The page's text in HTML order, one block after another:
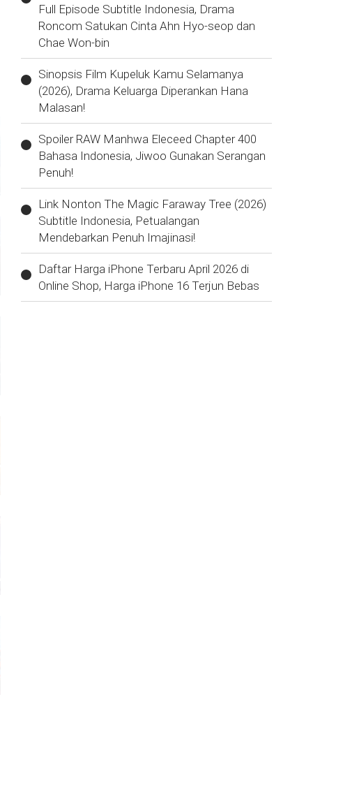
Full Episode Subtitle Indonesia, Drama
Roncom Satukan Cinta Ahn Hyo-seop dan
Chae Won-bin
Sinopsis Film Kupeluk Kamu Selamanya
(2026), Drama Keluarga Diperankan Hana
Malasan!
Spoiler RAW Manhwa Eleceed Chapter 400
Bahasa Indonesia, Jiwoo Gunakan Serangan
Penuh!
Link Nonton The Magic Faraway Tree (2026)
Subtitle Indonesia, Petualangan
Mendebarkan Penuh Imajinasi!
Daftar Harga iPhone Terbaru April 2026 di
Online Shop, Harga iPhone 16 Terjun Bebas